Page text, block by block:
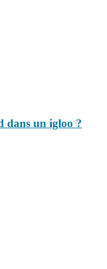
dans un igloo ?